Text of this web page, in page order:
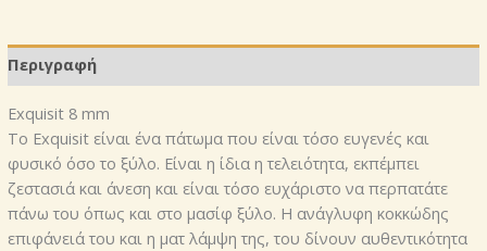
/V4
ποσότητα
Περιγραφή
Exquisit 8 mm
To Exquisit είναι ένα πάτωμα που είναι τόσο ευγενές και
φυσικό όσο το ξύλο. Είναι η ίδια η τελειότητα, εκπέμπει
ζεστασιά και άνεση και είναι τόσο ευχάριστο να περπατάτε
πάνω του όπως και στο μασίφ ξύλο. Η ανάγλυφη κοκκώδης
επιφάνειά του και η ματ λάμψη της, του δίνουν αυθεντικότητα